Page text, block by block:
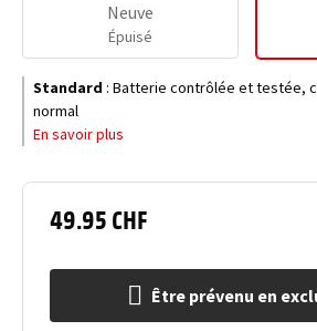
49.95 CHF
Être prévenu en
Neuve
Épuisé
Standard : Batterie contrôlée et testée,
normal
En savoir plus